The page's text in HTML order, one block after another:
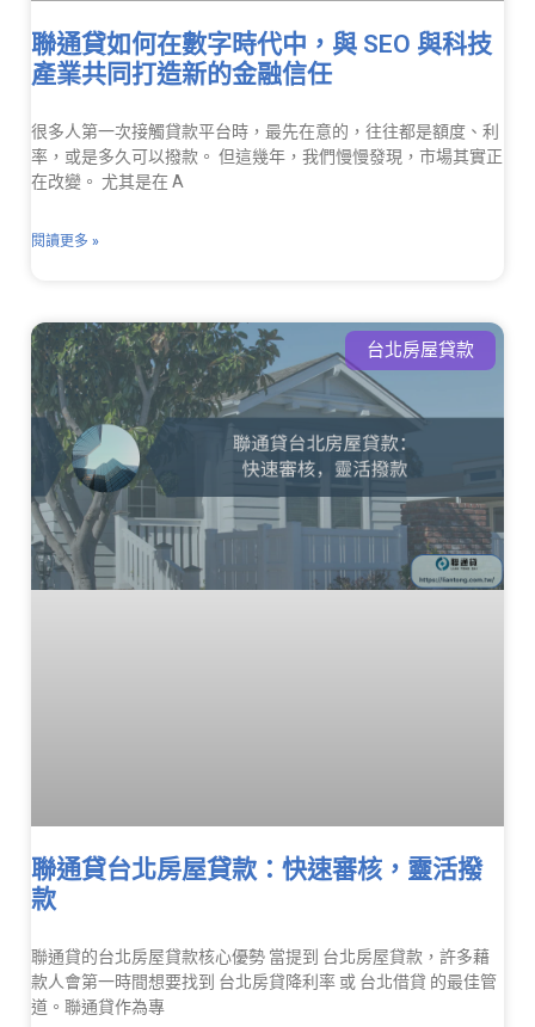
聯通貸如何在數字時代中，與 SEO 與科技
產業共同打造新的金融信任
很多人第一次接觸貸款平台時，最先在意的，往往都是額度、利
率，或是多久可以撥款。 但這幾年，我們慢慢發現，市場其實正
在改變。 尤其是在 A
閱讀更多 »
台北房屋貸款
聯通貸台北房屋貸款：快速審核，靈活撥
款
聯通貸的台北房屋貸款核心優勢 當提到 台北房屋貸款，許多藉
款人會第一時間想要找到 台北房貸降利率 或 台北借貸 的最佳管
道。聯通貸作為專